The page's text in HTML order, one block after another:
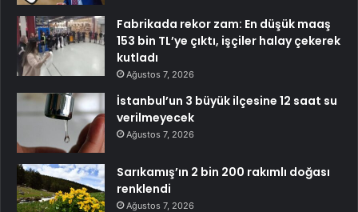
Fabrikada rekor zam: En düşük maaş
153 bin TL’ye çıktı, işçiler halay çekerek
kutladı
Ağustos 7, 2026
İstanbul’un 3 büyük ilçesine 12 saat su
verilmeyecek
Ağustos 7, 2026
Sarıkamış’ın 2 bin 200 rakımlı doğası
renklendi
Ağustos 7, 2026